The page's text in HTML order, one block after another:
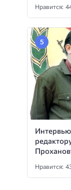
Нравится:
Нравится: